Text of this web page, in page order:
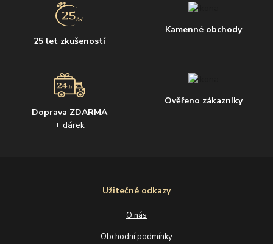
25 let zkušeností
Kamenné obchody
Doprava ZDARMA
+ dárek
Ověřeno zákazníky
Užitečné odkazy
O nás
Obchodní podmínky